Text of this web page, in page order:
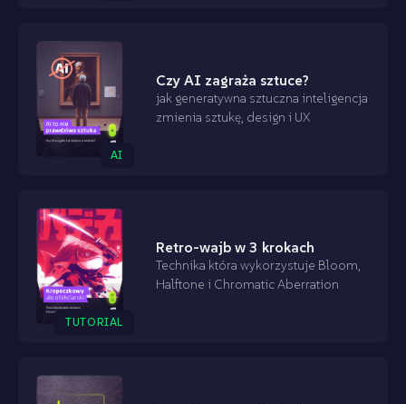
AI
Czy AI zagraża sztuce?
jak generatywna sztuczna inteligencja
zmienia sztukę, design i UX
TUTORIAL
Retro-wajb w 3 krokach
Technika która wykorzystuje Bloom,
Halftone i Chromatic Aberration